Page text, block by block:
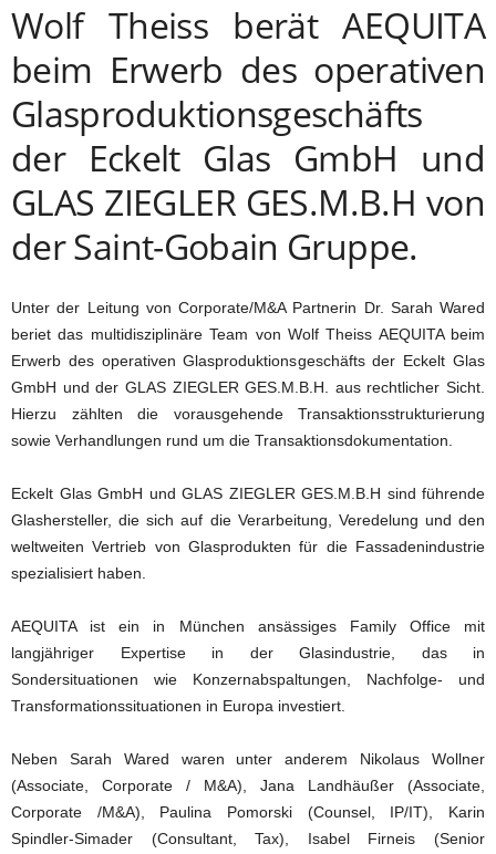
Wolf Theiss berät AEQUITA
beim Erwerb des operativen
Glasproduktionsgeschäfts
der Eckelt Glas GmbH und
GLAS ZIEGLER GES.M.B.H von
der Saint-Gobain Gruppe.
Unter der Leitung von Corporate/M&A Partnerin Dr. Sarah Wared
beriet das multidisziplinäre Team von Wolf Theiss AEQUITA beim
Erwerb des operativen Glasproduktionsgeschäfts der Eckelt Glas
GmbH und der GLAS ZIEGLER GES.M.B.H. aus rechtlicher Sicht.
Hierzu zählten die vorausgehende Transaktionsstrukturierung
sowie Verhandlungen rund um die Transaktionsdokumentation.
Eckelt Glas GmbH und GLAS ZIEGLER GES.M.B.H sind führende
Glashersteller, die sich auf die Verarbeitung, Veredelung und den
weltweiten Vertrieb von Glasprodukten für die Fassadenindustrie
spezialisiert haben.
AEQUITA ist ein in München ansässiges Family Office mit
langjähriger Expertise in der Glasindustrie, das in
Sondersituationen wie Konzernabspaltungen, Nachfolge- und
Transformationssituationen in Europa investiert.
Neben Sarah Wared waren unter anderem Nikolaus Wollner
(Associate, Corporate / M&A), Jana Landhäußer (Associate,
Corporate /M&A), Paulina Pomorski (Counsel, IP/IT), Karin
Spindler-Simader (Consultant, Tax), Isabel Firneis (Senior